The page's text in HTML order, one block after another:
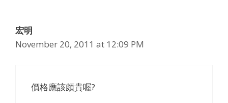
宏明
November 20, 2011 at 12:09 PM
價格應該頗貴喔?